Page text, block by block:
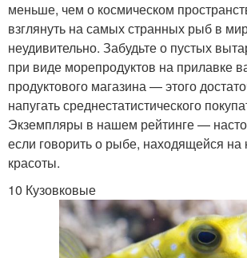
меньше, чем о космическом
взглянуть на самых странных рыб в
неудивительно. Забудьте о пустых
при виде морепродуктов на прилавке
продуктового магазина — этого
напугать среднестатистического
Экземпляры в нашем рейтинге —
если говорить о рыбе, находящейся
красоты.
10 Кузовковые